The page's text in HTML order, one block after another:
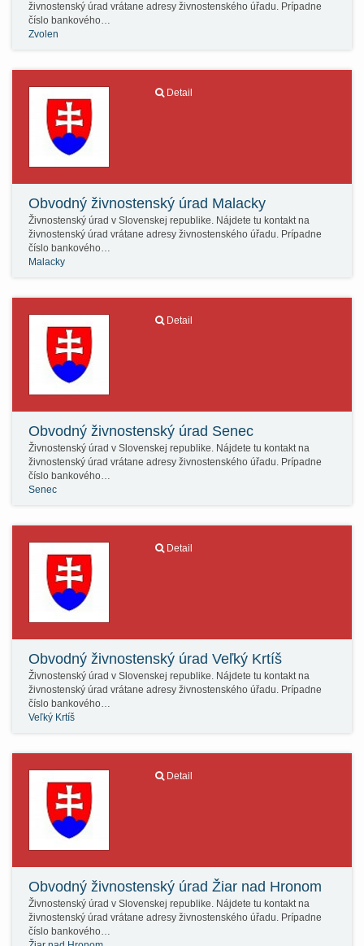
živnostenský úrad vrátane adresy živnostenského úřadu. Prípadne
číslo bankového…
Zvolen
Detail
Obvodný živnostenský úrad Malacky
Živnostenský úrad v Slovenskej republike. Nájdete tu kontakt na
živnostenský úrad vrátane adresy živnostenského úřadu. Prípadne
číslo bankového…
Malacky
Detail
Obvodný živnostenský úrad Senec
Živnostenský úrad v Slovenskej republike. Nájdete tu kontakt na
živnostenský úrad vrátane adresy živnostenského úřadu. Prípadne
číslo bankového…
Senec
Detail
Obvodný živnostenský úrad Veľký Krtíš
Živnostenský úrad v Slovenskej republike. Nájdete tu kontakt na
živnostenský úrad vrátane adresy živnostenského úřadu. Prípadne
číslo bankového…
Veľký Krtíš
Detail
Obvodný živnostenský úrad Žiar nad Hronom
Živnostenský úrad v Slovenskej republike. Nájdete tu kontakt na
živnostenský úrad vrátane adresy živnostenského úřadu. Prípadne
číslo bankového…